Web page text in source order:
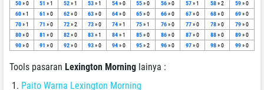
50» 0 51 » 1 52» 1 53» 1 54» 0 55» 0 56» 0 57» 1 58» 2 59» 0
60» 1 61 » 0 62» 0 63» 0 64» 0 65» 0 66» 0 67» 0 68» 0 69» 0
70» 1 71 » 0 72» 2 73» 0 74» 1 75» 1 76» 0 77» 0 78» 0 79» 0
80» 0 81 » 0 82» 0 83» 1 84» 1 85» 0 86» 0 87» 0 88» 0 89» 0
90» 0 91 » 0 92» 0 93» 0 94» 0 95» 2 96» 0 97» 0 98» 0 99» 0
Tools pasaran Lexington Morning lainya :
Paito Warna Lexington Morning